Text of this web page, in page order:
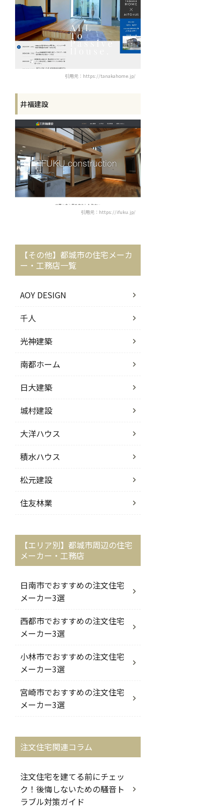
引用元：https://tanakahome.jp/
井福建設
引用元：https://ifuku.jp/
【その他】都城市の住宅メーカ
ー・工務店一覧
AOY DESIGN
千人
光神建築
南都ホーム
日大建築
城村建設
大洋ハウス
積水ハウス
松元建設
住友林業
【エリア別】都城市周辺の住宅
メーカー・工務店
日南市でおすすめの注文住宅
メーカー3選
西都市でおすすめの注文住宅
メーカー3選
小林市でおすすめの注文住宅
メーカー3選
宮崎市でおすすめの注文住宅
メーカー3選
注文住宅関連コラム
注文住宅を建てる前にチェッ
ク！後悔しないための騒音ト
ラブル対策ガイド